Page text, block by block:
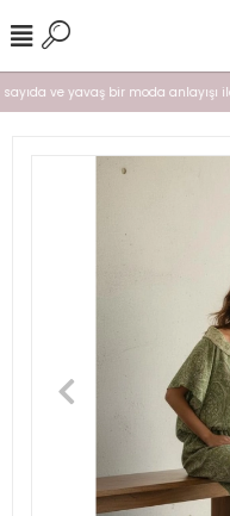
sayıda ve yavaş bir moda